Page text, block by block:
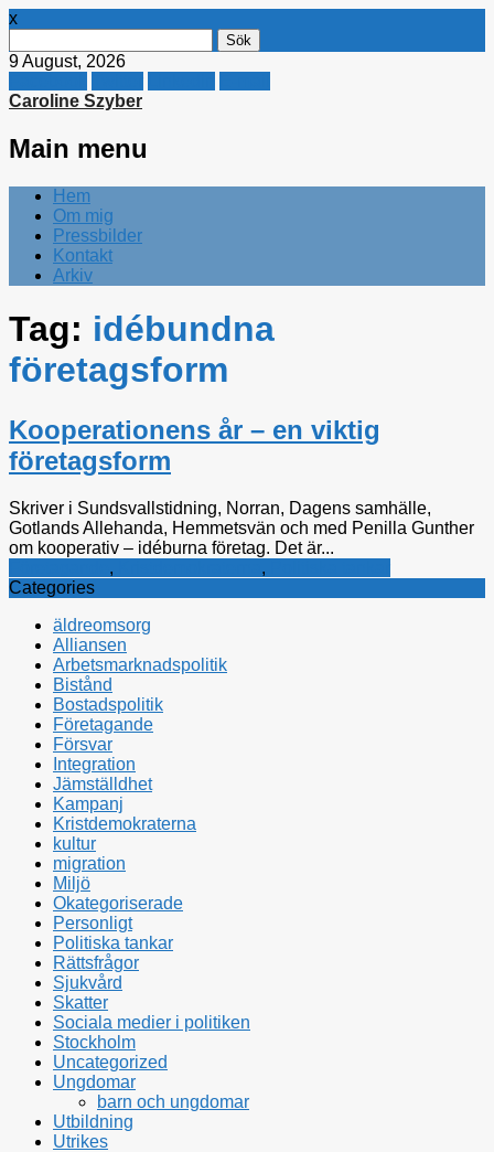
x
efter:
9 August, 2026
Caroline Szyber
Main menu
Skip
content
Hem
Om mig
Pressbilder
Kontakt
Arkiv
Tag: idébundna
företagsform
Kooperationens år – en viktig
företagsform
Skriver i Sundsvallstidning, Norran, Dagens samhälle,
Gotlands Allehanda, Hemmetsvän och med Penilla Gunther
om kooperativ – idéburna företag. Det är...
, ,
Categories
äldreomsorg
Alliansen
Arbetsmarknadspolitik
Bistånd
Bostadspolitik
Företagande
Försvar
Integration
Jämställdhet
Kampanj
Kristdemokraterna
kultur
migration
Miljö
Okategoriserade
Personligt
Politiska tankar
Rättsfrågor
Sjukvård
Skatter
Sociala medier i politiken
Stockholm
Uncategorized
Ungdomar
barn och ungdomar
Utbildning
Utrikes